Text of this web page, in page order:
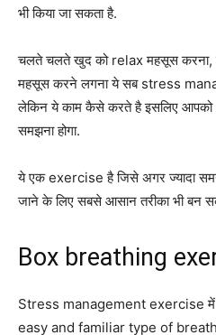
भी किया जा सकता है.
चलते चलते खुद को relax महसूस करना,
महसूस करने लगना ये सब stress
लेकिन ये काम कैसे करते है इसलिए
समझना होगा.
ये एक exercise है जिसे अगर ज्यादा समय
जाने के लिए सबसे आसान तरीका भी बन
Box breathing
Stress management exercise में
easy and familiar type of